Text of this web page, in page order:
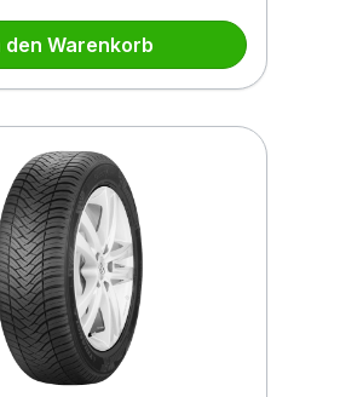
den Warenkorb